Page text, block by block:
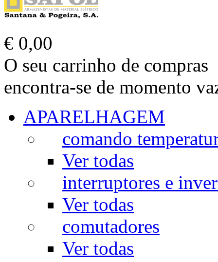
€ 0,00
O seu carrinho de compras
encontra-se de momento
APARELHAGEM
comando
Ver todas
interruptores e
Ver todas
comutadores
Ver todas